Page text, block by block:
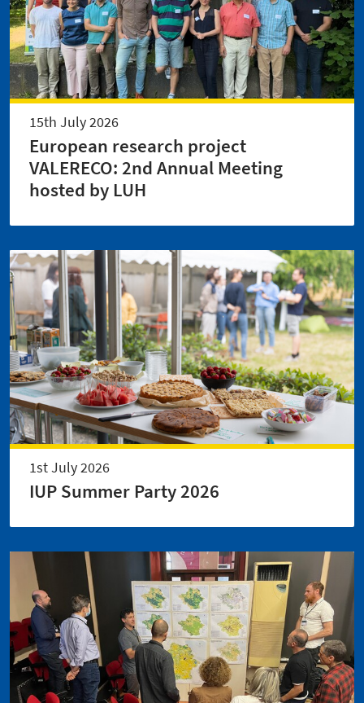
15th July 2026
European research project
VALERECO: 2nd Annual Meeting
hosted by LUH
1st July 2026
IUP Summer Party 2026